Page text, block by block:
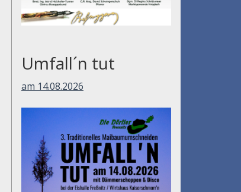
Umfall´n tut
am 14.08.2026